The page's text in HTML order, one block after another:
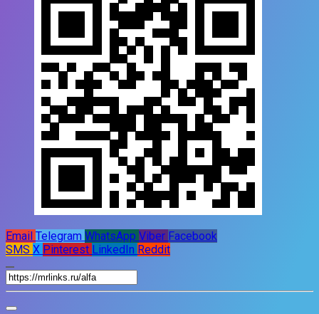
Email Telegram WhatsApp Viber Facebook
SMS X Pinterest LinkedIn Reddit